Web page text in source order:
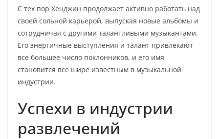
С тех пор Хенджин продолжает активно работать над
своей сольной карьерой, выпуская новые альбомы и
сотрудничая с другими талантливыми музыкантами.
Его энергичные выступления и талант привлекают
все большее число поклонников, и его имя
становится все шире известным в музыкальной
индустрии.
Успехи в индустрии
развлечений